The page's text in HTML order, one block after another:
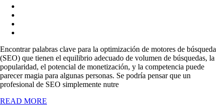
Encontrar palabras clave para la optimización de motores de búsqueda
(SEO) que tienen el equilibrio adecuado de volumen de búsquedas, la
popularidad, el potencial de monetización, y la competencia puede
parecer magia para algunas personas. Se podría pensar que un
profesional de SEO simplemente nutre
READ MORE